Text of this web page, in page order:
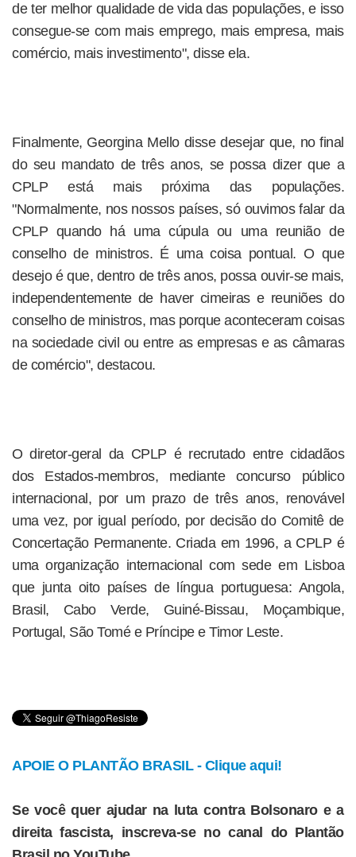
de ter melhor qualidade de vida das populações, e isso
consegue-se com mais emprego, mais empresa, mais
comércio, mais investimento", disse ela.
Finalmente, Georgina Mello disse desejar que, no final
do seu mandato de três anos, se possa dizer que a
CPLP está mais próxima das populações.
"Normalmente, nos nossos países, só ouvimos falar da
CPLP quando há uma cúpula ou uma reunião de
conselho de ministros. É uma coisa pontual. O que
desejo é que, dentro de três anos, possa ouvir-se mais,
independentemente de haver cimeiras e reuniões do
conselho de ministros, mas porque aconteceram coisas
na sociedade civil ou entre as empresas e as câmaras
de comércio", destacou.
O diretor-geral da CPLP é recrutado entre cidadãos
dos Estados-membros, mediante concurso público
internacional, por um prazo de três anos, renovável
uma vez, por igual período, por decisão do Comitê de
Concertação Permanente. Criada em 1996, a CPLP é
uma organização internacional com sede em Lisboa
que junta oito países de língua portuguesa: Angola,
Brasil, Cabo Verde, Guiné-Bissau, Moçambique,
Portugal, São Tomé e Príncipe e Timor Leste.
APOIE O PLANTÃO BRASIL - Clique aqui!
Se você quer ajudar na luta contra Bolsonaro e a
direita fascista, inscreva-se no canal do Plantão